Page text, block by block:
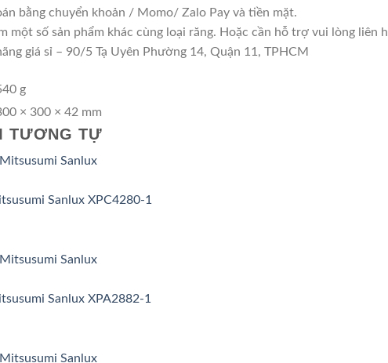
bằng chuyển khoản / Momo/ Zalo Pay và tiền mặt.
một số sản phẩm khác cùng loại răng. Hoặc cần hỗ trợ vui lòng
giá sỉ – 90/5 Tạ Uyên Phường 14, Quận 11, TPHCM
g
× 300 × 42 mm
TƯƠNG TỰ
Sanlux XPC4280-1
Sanlux XPA2882-1